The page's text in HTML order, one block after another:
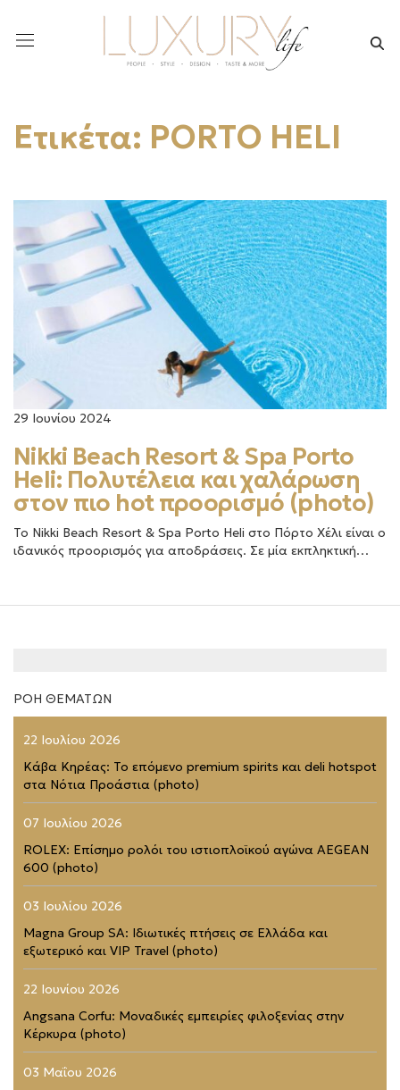
Ετικέτα: PORTO HELI
29 Ιουνίου 2024
Nikki Beach Resort & Spa Porto
Heli: Πολυτέλεια και χαλάρωση
στον πιο hot προορισμό (photo)
Το Nikki Beach Resort & Spa Porto Heli στο Πόρτο Χέλι είναι ο
ιδανικός προορισμός για αποδράσεις. Σε μία εκπληκτική…
ΡΟΗ ΘΕΜΑΤΩΝ
22 Ιουλίου 2026
Κάβα Κηρέας: Το επόμενο premium spirits και deli hotspot
στα Νότια Προάστια (photo)
07 Ιουλίου 2026
ROLEX: Επίσημο ρολόι του ιστιοπλοϊκού αγώνα AEGEAN
600 (photo)
03 Ιουλίου 2026
Magna Group SA: Ιδιωτικές πτήσεις σε Ελλάδα και
εξωτερικό και VIP Travel (photo)
22 Ιουνίου 2026
Angsana Corfu: Μοναδικές εμπειρίες φιλοξενίας στην
Κέρκυρα (photo)
03 Μαΐου 2026